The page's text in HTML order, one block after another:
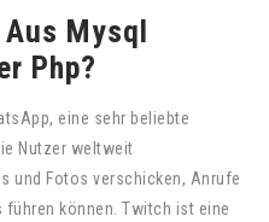
Mysql
Php?
eine sehr beliebte
Nutzer weltweit
und Fotos verschicken, Anrufe
können. Twitch ist eine